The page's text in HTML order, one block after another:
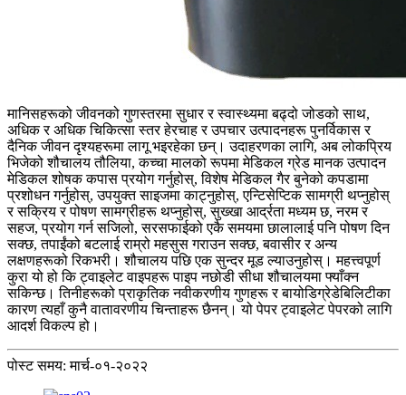
मानिसहरूको जीवनको गुणस्तरमा सुधार र स्वास्थ्यमा बढ्दो जोडको साथ,
अधिक र अधिक चिकित्सा स्तर हेरचाह र उपचार उत्पादनहरू पुनर्विकास र
दैनिक जीवन दृश्यहरूमा लागू भइरहेका छन्। उदाहरणका लागि, अब लोकप्रिय
भिजेको शौचालय तौलिया, कच्चा मालको रूपमा मेडिकल ग्रेड मानक उत्पादन
मेडिकल शोषक कपास प्रयोग गर्नुहोस्, विशेष मेडिकल गैर बुनेको कपडामा
प्रशोधन गर्नुहोस्, उपयुक्त साइजमा काट्नुहोस्, एन्टिसेप्टिक सामग्री थप्नुहोस्
र सक्रिय र पोषण सामग्रीहरू थप्नुहोस्, सुख्खा आर्द्रता मध्यम छ, नरम र
सहज, प्रयोग गर्न सजिलो, सरसफाईको एकै समयमा छालालाई पनि पोषण दिन
सक्छ, तपाईंको बटलाई राम्रो महसुस गराउन सक्छ, बवासीर र अन्य
लक्षणहरूको रिकभरी। शौचालय पछि एक सुन्दर मूड ल्याउनुहोस्। महत्त्वपूर्ण
कुरा यो हो कि ट्वाइलेट वाइपहरू पाइप नछोडी सीधा शौचालयमा फ्याँक्न
सकिन्छ। तिनीहरूको प्राकृतिक नवीकरणीय गुणहरू र बायोडिग्रेडेबिलिटीका
कारण त्यहाँ कुनै वातावरणीय चिन्ताहरू छैनन्। यो पेपर ट्वाइलेट पेपरको लागि
आदर्श विकल्प हो।
पोस्ट समय: मार्च-०१-२०२२